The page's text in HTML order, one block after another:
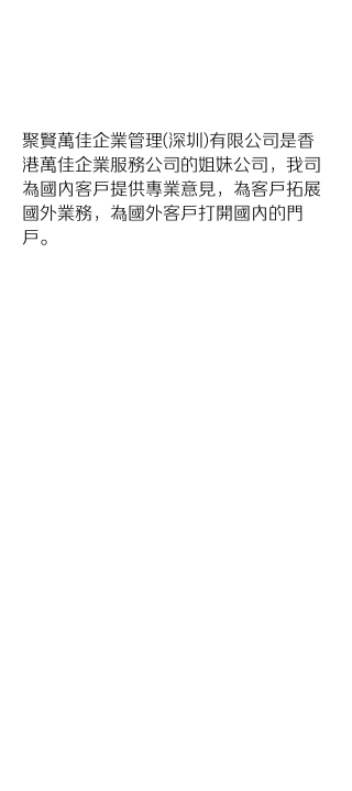
聚賢萬佳企業管理(深圳)有限公司是香
港萬佳企業服務公司的姐妹公司，我司
為國內客戶提供專業意見，為客戶拓展
國外業務，為國外客戶打開國內的門
戶。